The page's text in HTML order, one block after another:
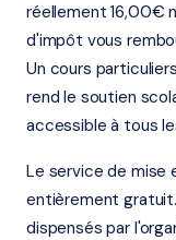
réellement 16,00€
d'impôt vous
Un cours
rend le soutien
accessible à tous
Le service de mise
entièrement
dispensés par